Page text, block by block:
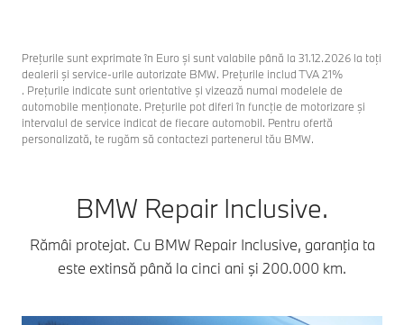
Preţurile sunt exprimate în Euro și sunt valabile până la 31.12.2026 la toţi
dealerii şi service-urile autorizate BMW. Preţurile includ TVA 21%
. Preţurile indicate sunt orientative şi vizează numai modelele de
automobile menţionate. Preţurile pot diferi în funcţie de motorizare şi
intervalul de service indicat de fiecare automobil. Pentru ofertă
personalizată, te rugăm să contactezi partenerul tău BMW.
BMW Repair Inclusive.
Rămâi protejat. Cu BMW Repair Inclusive, garanţia ta
este extinsă până la cinci ani şi 200.000 km.